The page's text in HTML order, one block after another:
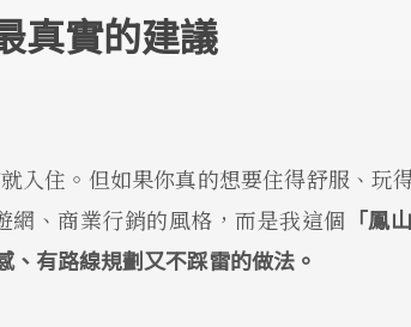
真實的建議
入住。但如果你真的想要住得舒服、玩
、商業行銷的風格，而是我這個 「鳳
有路線規劃又不踩雷的做法。